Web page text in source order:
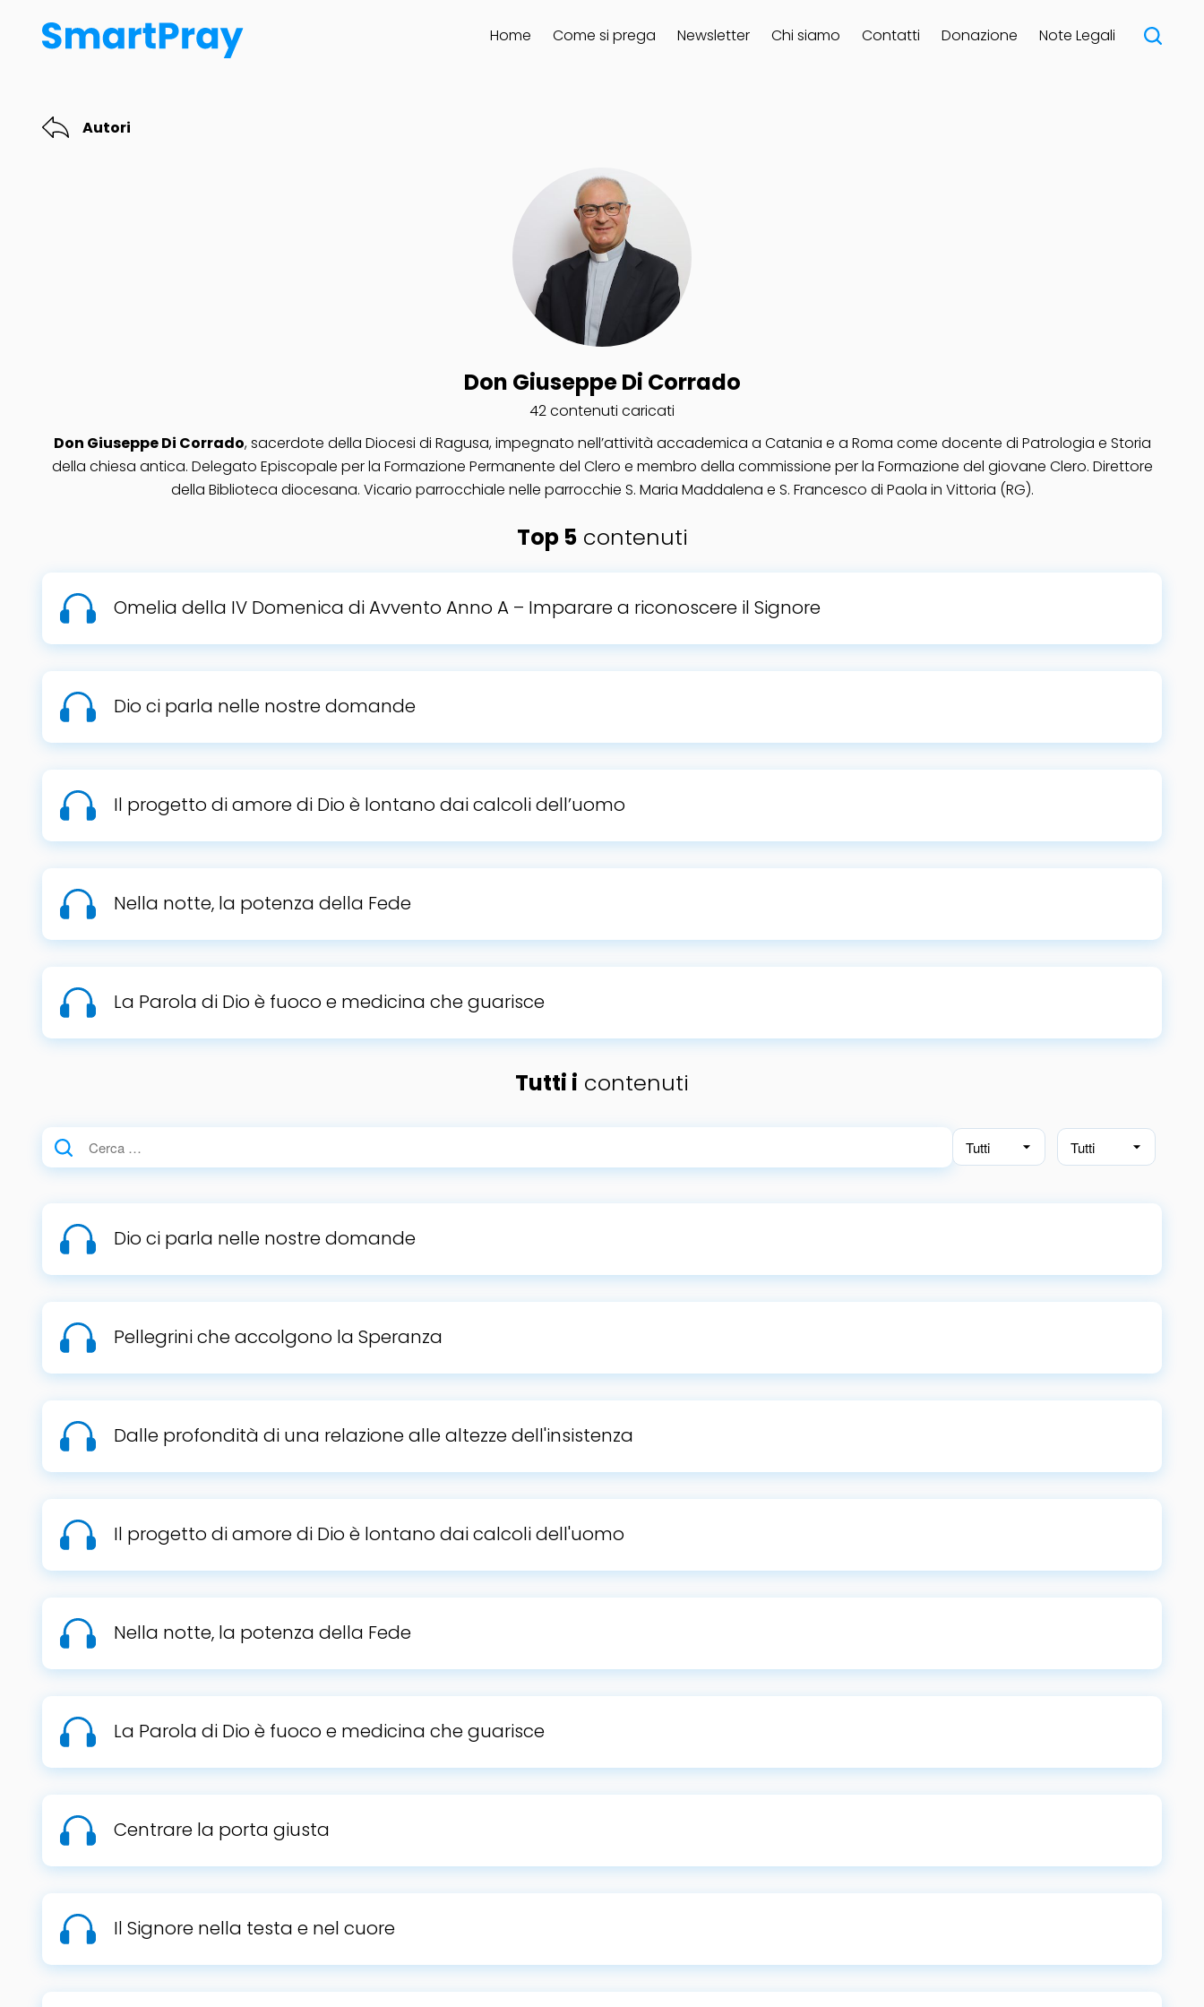
Home Come si prega Newsletter Chi siamo Contatti Donazione Note Legali
Autori
Don Giuseppe Di Corrado
42 contenuti caricati
Don Giuseppe Di Corrado, sacerdote della Diocesi di Ragusa, impegnato nell’attività accademica a Catania e a Roma come docente di Patrologia e Storia
della chiesa antica. Delegato Episcopale per la Formazione Permanente del Clero e membro della commissione per la Formazione del giovane Clero. Direttore
della Biblioteca diocesana. Vicario parrocchiale nelle parrocchie S. Maria Maddalena e S. Francesco di Paola in Vittoria (RG).
Top 5contenuti
Omelia della IV Domenica di Avvento Anno A – Imparare a riconoscere il Signore
Dio ci parla nelle nostre domande
Il progetto di amore di Dio è lontano dai calcoli dell’uomo
Nella notte, la potenza della Fede
La Parola di Dio è fuoco e medicina che guarisce
Tutti i contenuti
Dio ci parla nelle nostre domande
Pellegrini che accolgono la Speranza
Dalle profondità di una relazione alle altezze dell'insistenza
Il progetto di amore di Dio è lontano dai calcoli dell'uomo
Nella notte, la potenza della Fede
La Parola di Dio è fuoco e medicina che guarisce
Centrare la porta giusta
Il Signore nella testa e nel cuore